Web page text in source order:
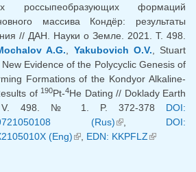
россыпеобразующих формаций
массива Кондёр: результаты
// ДАН. Науки о Земле. 2021. T. 498.
A.G. Yakubovich O.V. , Stuart
Evidence of the Polycyclic Genesis of
Formations of the Kondyor Alkaline-
of 190Pt-4He Dating // Doklady Earth
V. 498. № 1. P. 372-378 DOI:
(Rus)(link is external)
, DOI:
(Eng)(link is external)
EDN: KKPFLZ(link is